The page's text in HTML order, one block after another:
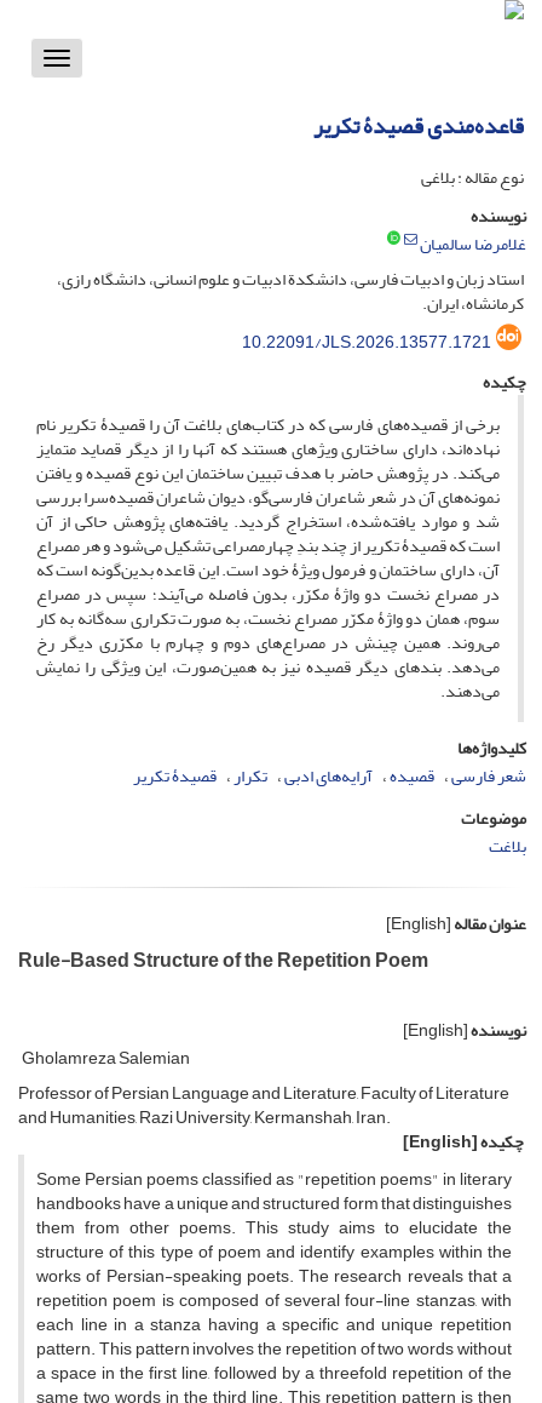
Toggle
قاعده‌مندی قصیدۀ تکریر
نوع مقاله : بلاغی
نویسنده
غلامرضا سالمیان
استاد زبان و ادبیات فارسی، دانشکدة ادبیات و علوم انسانی، دانشگاه رازی،
کرمانشاه، ایران.
10.22091/JLS.2026.13577.1721
چکیده
برخی از قصیده‌های فارسی که در کتاب‌های بلاغت آن را قصیدۀ تکریر نام
نهاده‌اند، دارای ساختاری ویژه­ای هستند که آنها را از دیگر قصاید متمایز
می‌کند. در پژوهش حاضر با هدف تبیین ساختمان این نوع قصیده و یافتن
نمونه‌های آن در شعر شاعران فارسی‌گو، دیوان شاعران قصیده‌سرا بررسی
شد و موارد یافته‌شده، استخراج گردید. یافته‌های پژوهش حاکی از آن
است که قصیدۀ تکریر از چند بندِ چهارمصراعی تشکیل می‌شود و هر مصراع
آن، دارای ساختمان و فرمول ویژۀ خود است. این قاعده بدین‌گونه است که
در مصراع نخست دو واژۀ مکرّر، بدون فاصله می‌آیند؛ سپس در مصراع
سوم، همان دو واژۀ مکرّر مصراع نخست، به صورت تکراری سه‌گانه به کار
می‌روند. همین چینش در مصراع‌های دوم و چهارم با مکرّری دیگر رخ
می‌دهد. بندهای دیگر قصیده نیز به همین‌صورت، این ویژگی را نمایش
می‌دهند.
کلیدواژه‌ها
شعر فارسی قصیده آرایه‌های ادبی تکرار قصیدۀ تکریر
موضوعات
بلاغت
عنوان مقاله[English]
Rule-Based Structure of the Repetition Poem
نویسنده[English]
Gholamreza Salemian
Professor of Persian Language and Literature, Faculty of Literature
and Humanities, Razi University, Kermanshah, Iran.
چکیده[English]
Some Persian poems classified as "repetition poems" in literary
handbooks have a unique and structured form that distinguishes
them from other poems. This study aims to elucidate the
structure of this type of poem and identify examples within the
works of Persian-speaking poets. The research reveals that a
repetition poem is composed of several four-line stanzas, with
each line in a stanza having a specific and unique repetition
pattern. This pattern involves the repetition of two words without
a space in the first line, followed by a threefold repetition of the